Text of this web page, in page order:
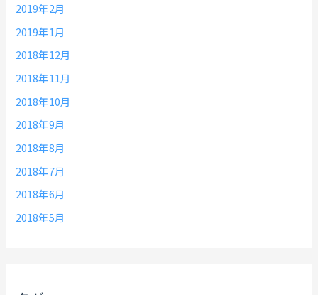
2019年2月
2019年1月
2018年12月
2018年11月
2018年10月
2018年9月
2018年8月
2018年7月
2018年6月
2018年5月